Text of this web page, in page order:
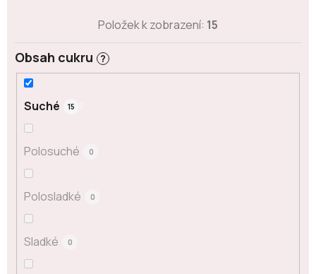
Obsah cukru ?
Suché 15
Polosuché 0
Polosladké 0
Sladké 0
Položek k zobrazení: 15